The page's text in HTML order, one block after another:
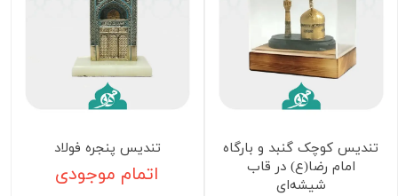
تندیس کوچک گنبد و بارگاه
امام رضا(ع) در قاب
شیشه‌ای
تندیس پنجره فولاد
اتمام موجودی